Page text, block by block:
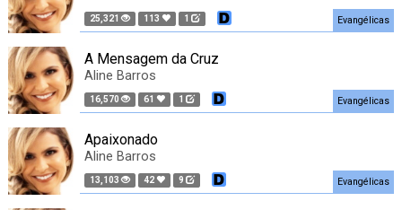
25,321 113 1 Evangélicas
A Mensagem da Cruz
Aline Barros
16,570 61 1 Evangélicas
Apaixonado
Aline Barros
13,103 42 9 Evangélicas